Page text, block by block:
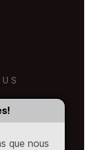
que nous